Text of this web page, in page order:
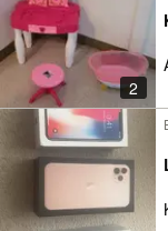
Anzeige
2